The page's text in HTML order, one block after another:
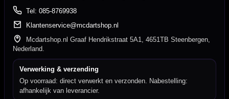
Tel: 085-8769938
Klantenservice@mcdartshop.nl
Mcdartshop.nl Graaf Hendrikstraat 5A1, 4651TB Steenbergen,
Nederland.
Verwerking & verzending
Op voorraad: direct verwerkt en verzonden. Nabestelling:
afhankelijk van leverancier.